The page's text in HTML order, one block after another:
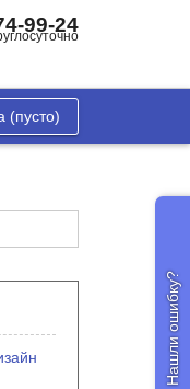
99-24
(пусто)
Нашли ошибку?